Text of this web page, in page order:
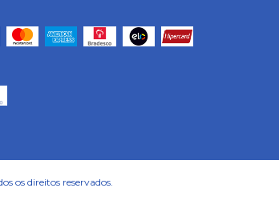
os direitos reservados.